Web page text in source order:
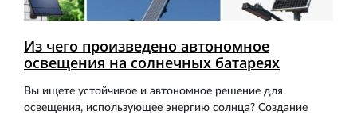
Из чего произведено автономное
освещения на солнечных батареях
Вы ищете устойчивое и автономное решение для
освещения, использующее энергию солнца? Создание